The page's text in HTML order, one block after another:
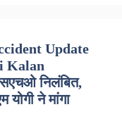
Update
Kalan
निलंबित,
ने मांगा